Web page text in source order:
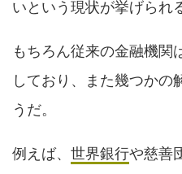
いという現状が挙げられ
もちろん従来の金融機関
しており、また幾つかの
うだ。
例えば、 世界銀行や慈善